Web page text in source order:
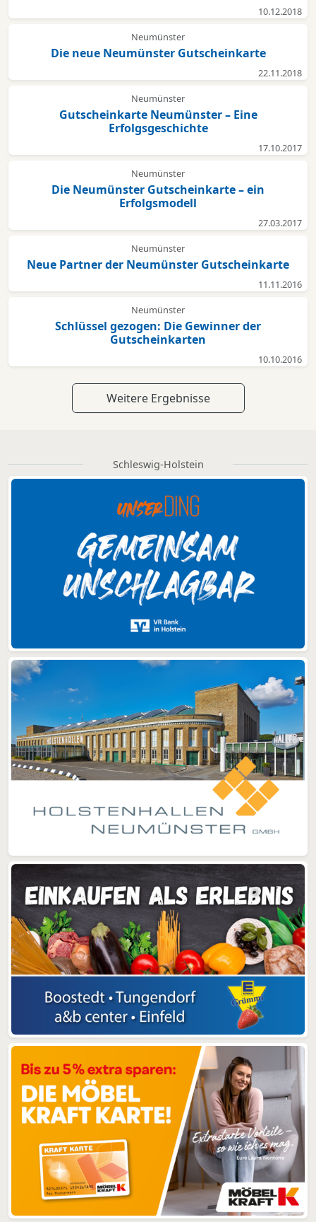
10.12.2018
Neumünster
Die neue Neumünster Gutscheinkarte
22.11.2018
Neumünster
Gutscheinkarte Neumünster – Eine
Erfolgsgeschichte
17.10.2017
Neumünster
Die Neumünster Gutscheinkarte – ein
Erfolgsmodell
27.03.2017
Neumünster
Neue Partner der Neumünster Gutscheinkarte
11.11.2016
Neumünster
Schlüssel gezogen: Die Gewinner der
Gutscheinkarten
10.10.2016
Weitere Ergebnisse
Schleswig-Holstein